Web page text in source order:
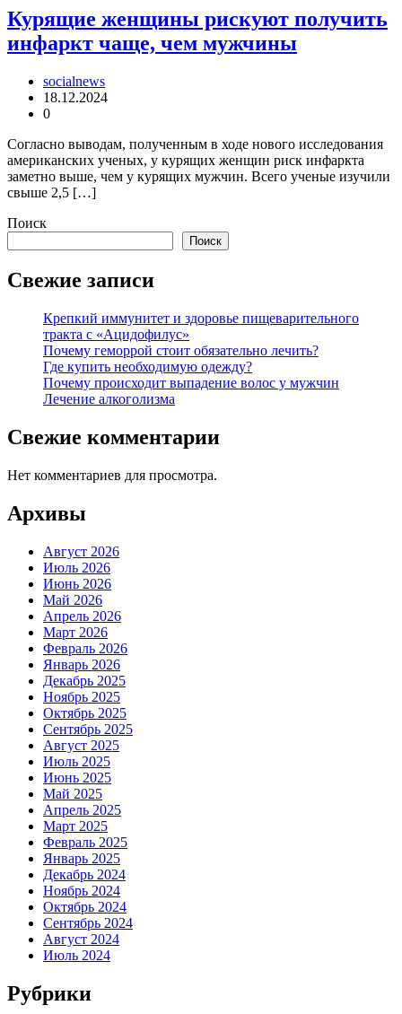
Курящие женщины рискуют получить
инфаркт чаще, чем мужчины
socialnews
18.12.2024
0
Согласно выводам, полученным в ходе нового исследования
американских ученых, у курящих женщин риск инфаркта
заметно выше, чем у курящих мужчин. Всего ученые изучили
свыше 2,5 […]
Поиск
Поиск
Свежие записи
Крепкий иммунитет и здоровье пищеварительного
тракта с «Ацидофилус»
Почему геморрой стоит обязательно лечить?
Где купить необходимую одежду?
Почему происходит выпадение волос у мужчин
Лечение алкоголизма
Свежие комментарии
Нет комментариев для просмотра.
Архивы
Август 2026
Июль 2026
Июнь 2026
Май 2026
Апрель 2026
Март 2026
Февраль 2026
Январь 2026
Декабрь 2025
Ноябрь 2025
Октябрь 2025
Сентябрь 2025
Август 2025
Июль 2025
Июнь 2025
Май 2025
Апрель 2025
Март 2025
Февраль 2025
Январь 2025
Декабрь 2024
Ноябрь 2024
Октябрь 2024
Сентябрь 2024
Август 2024
Июль 2024
Рубрики